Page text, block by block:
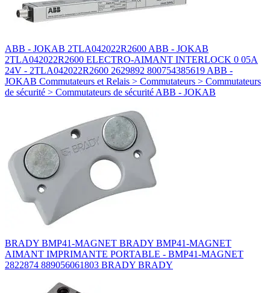
ABB - JOKAB 2TLA042022R2600 ABB - JOKAB
2TLA042022R2600 ELECTRO-AIMANT INTERLOCK 0 05A
24V - 2TLA042022R2600 2629892 800754385619 ABB -
JOKAB Commutateurs et Relais > Commutateurs > Commutateurs
de sécurité > Commutateurs de sécurité ABB - JOKAB
BRADY BMP41-MAGNET BRADY BMP41-MAGNET
AIMANT IMPRIMANTE PORTABLE - BMP41-MAGNET
2822874 889056061803 BRADY BRADY